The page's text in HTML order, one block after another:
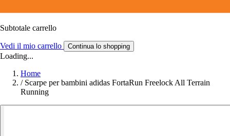
Subtotale carrello
Vedi il mio carrello Continua lo shopping
Loading...
Home
/ Scarpe per bambini adidas FortaRun Freelock All Terrain
Running